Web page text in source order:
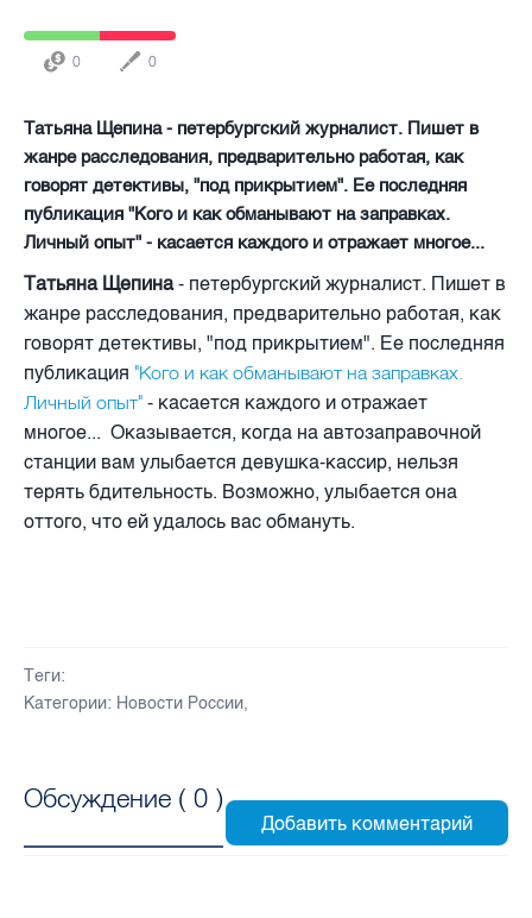
0 0
Татьяна Щепина - петербургский журналист. Пишет в
жанре расследования, предварительно работая, как
говорят детективы, "под прикрытием". Ее последняя
публикация "Кого и как обманывают на заправках.
Личный опыт" - касается каждого и отражает многое...
Татьяна Щепина- петербургский журналист. Пишет в
жанре расследования, предварительно работая, как
говорят детективы, "под прикрытием". Ее последняя
публикация "Кого и как обманывают на заправках.
Личный опыт" - касается каждого и отражает
многое... Оказывается, когда на автозаправочной
станции вам улыбается девушка-кассир, нельзя
терять бдительность. Возможно, улыбается она
оттого, что ей удалось вас обмануть.
Теги:
Категории: Новости России,
Обсуждение ( 0 )